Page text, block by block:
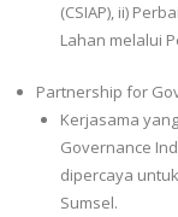
(CSIAP), ii)
Lahan melalui
Partnership for
Kerjasama
Governance
dipercaya
Sumsel.